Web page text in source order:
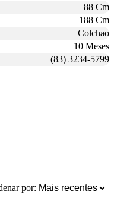
88 Cm
188 Cm
Colchao
10 Meses
(83) 3234-5799
por: